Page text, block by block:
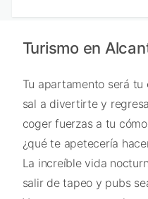
Turismo en
Tu apartamento será
sal a divertirte y
coger fuerzas a tu
¿qué te apetecería
La increíble vida
salir de tapeo y pubs